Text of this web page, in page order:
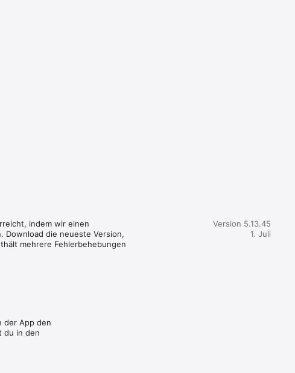
indem wir einen
Download die neueste Version,
mehrere Fehlerbehebungen
Version 5.13.45
1. Juli
der App den
du in den